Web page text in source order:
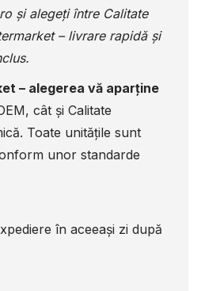
și alegeți între Calitate
– livrare rapidă și
– alegerea vă aparține
cât și Calitate
Toate unitățile sunt
unor standarde
în aceeași zi după